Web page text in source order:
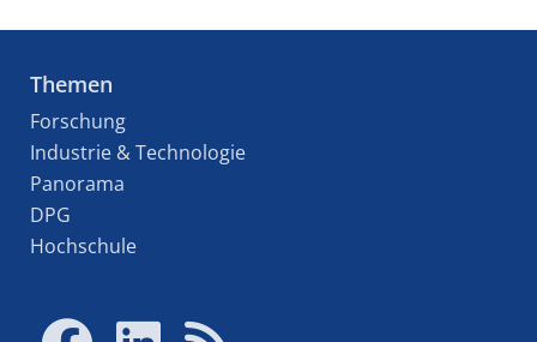
Themen
Forschung
Industrie & Technologie
Panorama
DPG
Hochschule